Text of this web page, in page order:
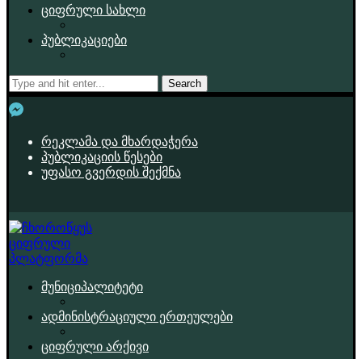
ციფრული სახლი
პუბლიკაციები
Search
რეკლამა და მხარდაჭერა
პუბლიკაციის წესები
უფასო გვერდის შექმნა
მუნიციპალიტეტი
ადმინისტრაციული ერთეულები
ციფრული არქივი